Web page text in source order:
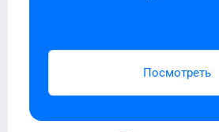
Посмотреть